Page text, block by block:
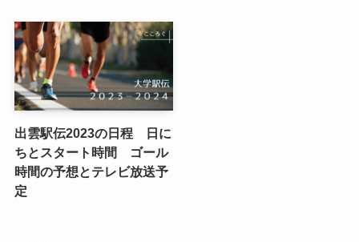
出雲駅伝2023の日程 日に
ちとスタート時間 ゴール
時間の予想とテレビ放送予
定